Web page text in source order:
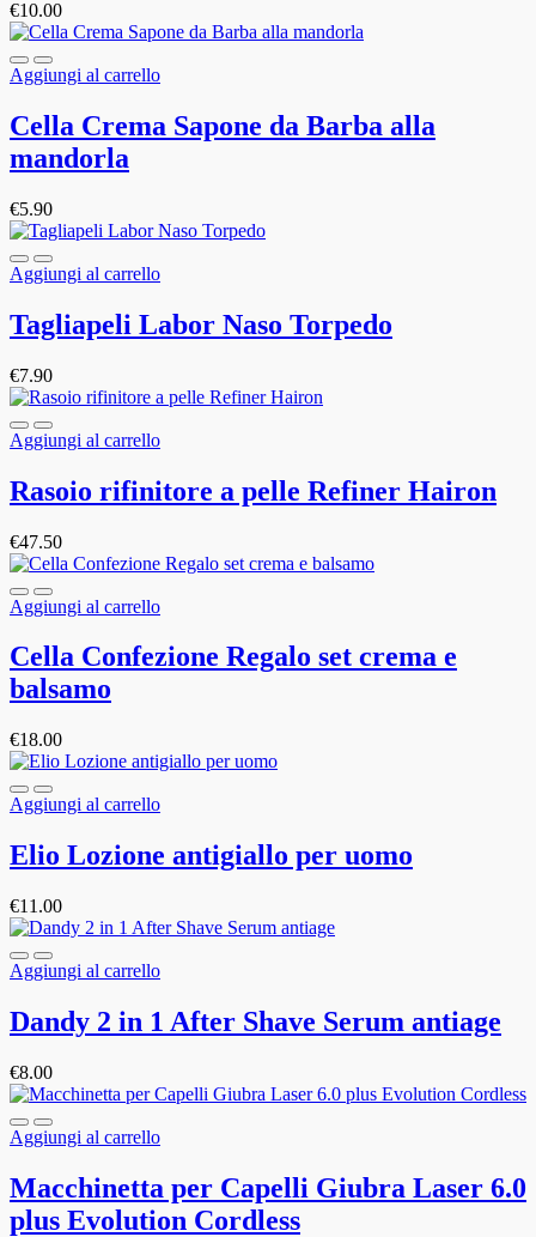
€10.00
Aggiungi al carrello
Cella Crema Sapone da Barba alla
mandorla
€5.90
Aggiungi al carrello
Tagliapeli Labor Naso Torpedo
€7.90
Aggiungi al carrello
Rasoio rifinitore a pelle Refiner Hairon
€47.50
Aggiungi al carrello
Cella Confezione Regalo set crema e
balsamo
€18.00
Aggiungi al carrello
Elio Lozione antigiallo per uomo
€11.00
Aggiungi al carrello
Dandy 2 in 1 After Shave Serum antiage
€8.00
Aggiungi al carrello
Macchinetta per Capelli Giubra Laser 6.0
plus Evolution Cordless